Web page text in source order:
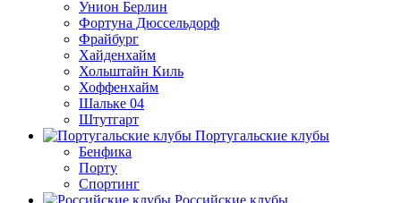
Унион Берлин
Фортуна Дюссельдорф
Фрайбург
Хайденхайм
Хольштайн Киль
Хоффенхайм
Шальке 04
Штутгарт
Португальские клубы
Бенфика
Порту
Спортинг
Российские клубы